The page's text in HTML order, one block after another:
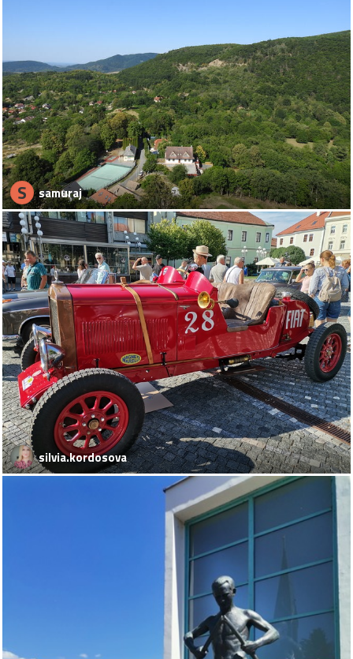
S samuraj
silvia.kordosova